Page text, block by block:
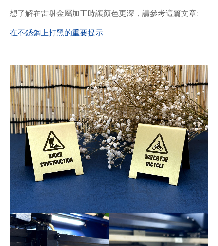
想了解在雷射金屬加工時讓顏色更深，請參考這篇文章:
在不銹鋼上打黑的重要提示